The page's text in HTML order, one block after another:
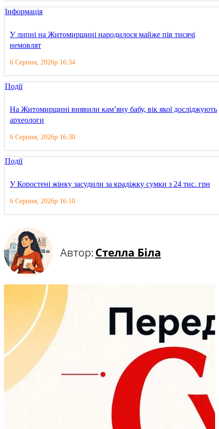
Інформація
У липні на Житомирщині народилося майже пів тисячі
немовлят
6 Серпня, 2026р 16:34
Події
На Житомирщині виявили кам’яну бабу, вік якої досліджують
археологи
6 Серпня, 2026р 16:30
Події
У Коростені жінку засудили за крадіжку сумки з 24 тис. грн
6 Серпня, 2026р 16:10
Автор:Стелла Біла